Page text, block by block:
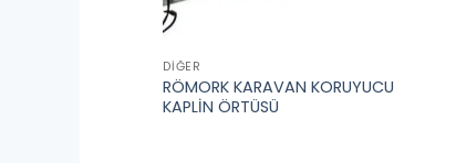
DIĞER
RÖMORK KARAVAN KORUYUCU
KAPLİN ÖRTÜSÜ